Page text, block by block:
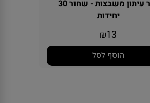
נייר עיתון משבצות - שחור 30
יחידות
₪ 13
הוסף לסל